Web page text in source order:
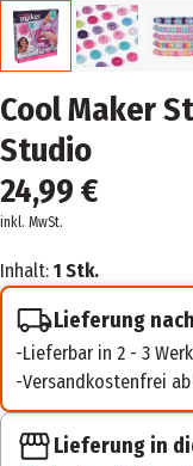
Cool Maker
Studio
24,99 €
inkl. MwSt.
Inhalt: 1 Stk.
Lieferung
Lieferbar in 2 - 3
Versandkostenfrei
Lieferung in